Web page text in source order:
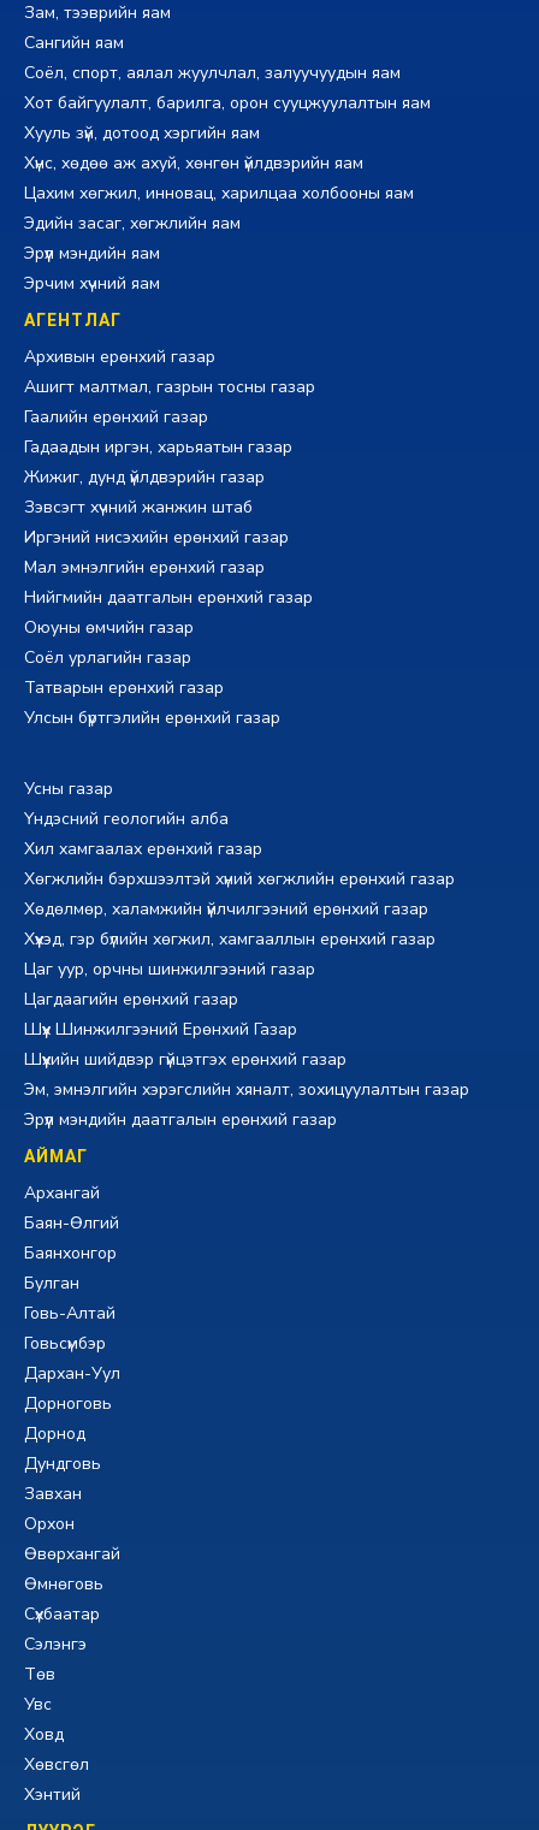
Зам, тээврийн яам
Сангийн яам
Соёл, спорт, аялал жуулчлал, залуучуудын яам
Хот байгуулалт, барилга, орон сууцжуулалтын яам
Хууль зүй, дотоод хэргийн яам
Хүнс, хөдөө аж ахуй, хөнгөн үйлдвэрийн яам
Цахим хөгжил, инновац, харилцаа холбооны яам
Эдийн засаг, хөгжлийн яам
Эрүүл мэндийн яам
Эрчим хүчний яам
АГЕНТЛАГ
Архивын ерөнхий газар
Ашигт малтмал, газрын тосны газар
Гаалийн ерөнхий газар
Гадаадын иргэн, харьяатын газар
Жижиг, дунд үйлдвэрийн газар
Зэвсэгт хүчний жанжин штаб
Иргэний нисэхийн ерөнхий газар
Мал эмнэлгийн ерөнхий газар
Нийгмийн даатгалын ерөнхий газар
Оюуны өмчийн газар
Соёл урлагийн газар
Татварын ерөнхий газар
Улсын бүртгэлийн ерөнхий газар
Усны газар
Үндэсний геологийн алба
Хил хамгаалах ерөнхий газар
Хөгжлийн бэрхшээлтэй хүний хөгжлийн ерөнхий газар
Хөдөлмөр, халамжийн үйлчилгээний ерөнхий газар
Хүүхэд, гэр бүлийн хөгжил, хамгааллын ерөнхий газар
Цаг уур, орчны шинжилгээний газар
Цагдаагийн ерөнхий газар
Шүүх Шинжилгээний Ерөнхий Газар
Шүүхийн шийдвэр гүйцэтгэх ерөнхий газар
Эм, эмнэлгийн хэрэгслийн хяналт, зохицуулалтын газар
Эрүүл мэндийн даатгалын ерөнхий газар
АЙМАГ
Архангай
Баян-Өлгий
Баянхонгор
Булган
Говь-Алтай
Говьсүмбэр
Дархан-Уул
Дорноговь
Дорнод
Дундговь
Завхан
Орхон
Өвөрхангай
Өмнөговь
Сүхбаатар
Сэлэнгэ
Төв
Увс
Ховд
Хөвсгөл
Хэнтий